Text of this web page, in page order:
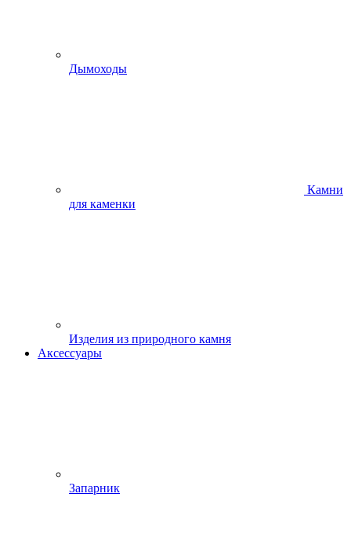
Дымоходы
Камни
для каменки
Изделия из природного камня
Аксессуары
Запарник